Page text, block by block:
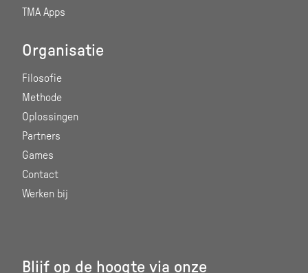
TMA Apps
Organisatie
Filosofie
Methode
Oplossingen
Partners
Games
Contact
Werken bij
Blijf op de hoogte via onze